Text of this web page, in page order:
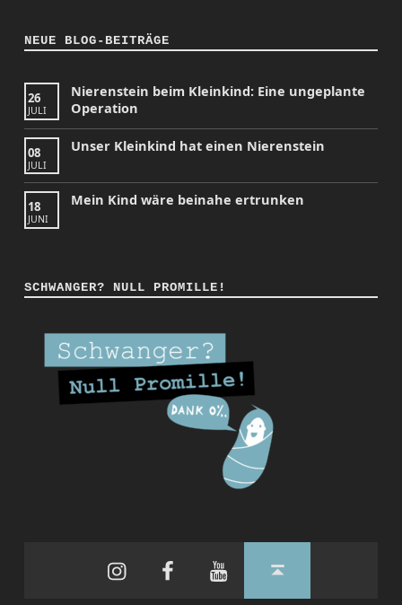
NEUE BLOG-BEITRÄGE
26
JULI
Nierenstein beim Kleinkind: Eine ungeplante
Operation
08
JULI
Unser Kleinkind hat einen Nierenstein
18
JUNI
Mein Kind wäre beinahe ertrunken
SCHWANGER? NULL PROMILLE!
FacebookYouTubeBack to top ↑